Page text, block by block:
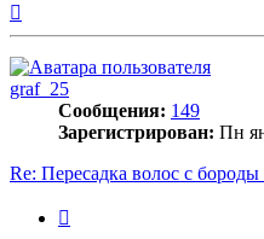
graf_25
Сообщения: 149
Зарегистрирован: Пн
Re: Пересадка волос с